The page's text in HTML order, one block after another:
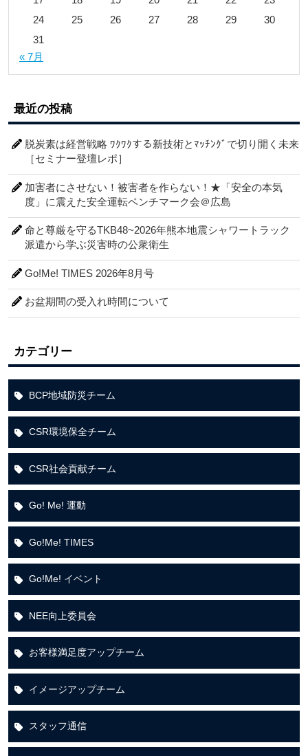
24
25 26 27 28 29
30
31
« 7月
最近の投稿
脱炭素は経営戦略 ﾜｸﾜｸする新技術とﾏｯﾁﾝｸﾞで切り開く未来
［セミナー登壇レポ］
加害者にさせない！被害者を作らない！★「安全の本気
度」に震えた安全運転ベンチマーク会＠広島
命と尊厳を守るTKB48~2026年熊本地震シャワートラック
派遣から学ぶ災害時の公衆衛生
Go!Me! TIMES 2026年8月号
お盆期間の受入れ時間について
カテゴリー
BCP地域防災チーム
CSR環境保全チーム
CSR社会貢献チーム
Go! Me! 運動
Go!Me! TIMES
Go!Me! イベント
NEE向上委員会
お客様満足度アップチーム
イメージアップチーム
スタッフ通信